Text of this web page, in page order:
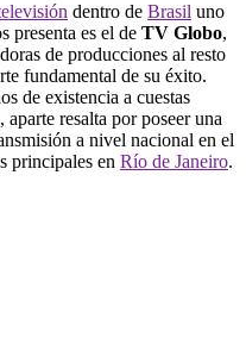
dentro de Brasil uno
presenta es el de TV Globo,
de producciones al resto
fundamental de su éxito.
de existencia a cuestas
resalta por poseer una
a nivel nacional en el
principales en Río de Janeiro.